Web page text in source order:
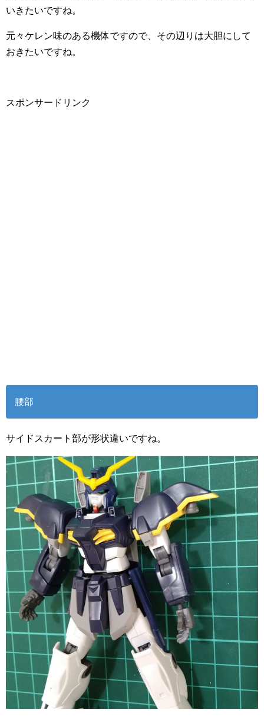
いきたいですね。
元々ケレン味のある機体ですので、その辺りは大胆にして
おきたいですね。
スポンサードリンク
腰部
サイドスカート部が形状違いですね。